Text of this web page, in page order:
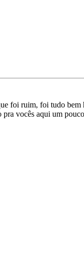
foi ruim, foi tudo bem
vocês aqui um